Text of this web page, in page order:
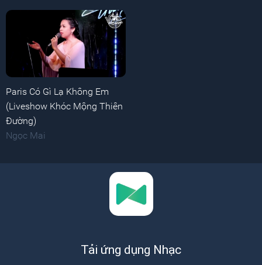
Paris Có Gì Lạ Không Em
(Liveshow Khóc Mộng Thiên
Đường)
Ngọc Mai
Tải ứng dụng Nhạc